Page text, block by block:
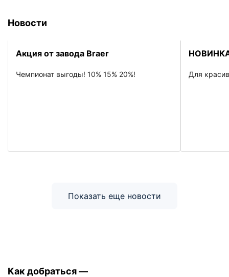
Новости
Акция от завода Braer
Чемпионат выгоды! 10% 15% 20%! Для
Показать еще новости
Как добраться —